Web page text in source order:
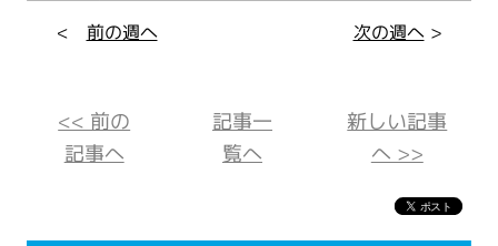
< 前の週へ 次の週へ>
<< 前の
記事へ
記事一
覧へ
新しい記事
へ >>